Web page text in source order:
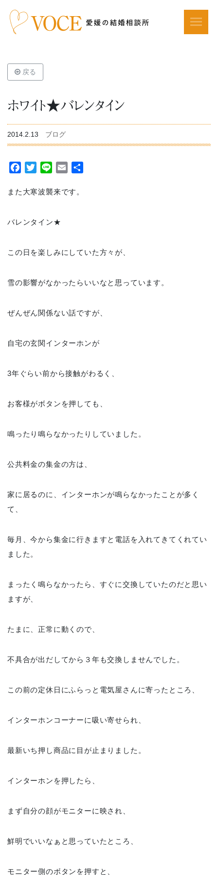
戻る
ホワイト★バレンタイン
2014.2.13 ブログ
Facebook
TwitterLine Email
また大寒波襲来です。
バレンタイン★
この日を楽しみにしていた方々が、
雪の影響がなかったらいいなと思っています。
ぜんぜん関係ない話ですが、
自宅の玄関インターホンが
3年ぐらい前から接触がわるく、
お客様がボタンを押しても、
鳴ったり鳴らなかったりしていました。
公共料金の集金の方は、
家に居るのに、インターホンが鳴らなかったことが多く
て、
毎月、今から集金に行きますと電話を入れてきてくれてい
ました。
まったく鳴らなかったら、すぐに交換していたのだと思い
ますが、
たまに、正常に動くので、
不具合が出だしてから３年も交換しませんでした。
この前の定休日にふらっと電気屋さんに寄ったところ、
インターホンコーナーに吸い寄せられ、
最新いち押し商品に目が止まりました。
インターホンを押したら、
まず自分の顔がモニターに映され、
鮮明でいいなぁと思っていたところ、
モニター側のボタンを押すと、